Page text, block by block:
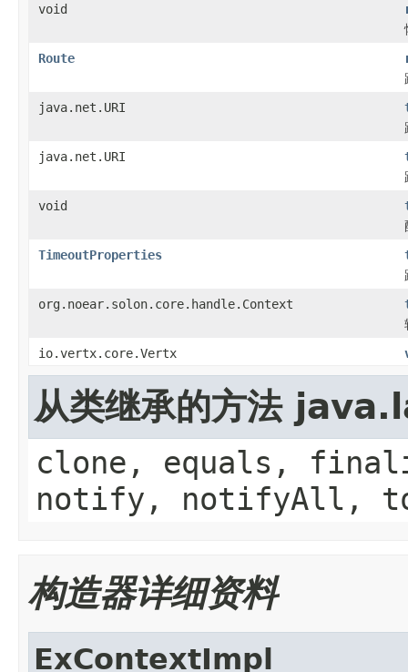
void
Route
java.net.URI
java.net.URI
void
TimeoutProperties
org.noear.solon.core.handle.Context
io.vertx.core.Vertx
从类继承的方法
clone, equals,
notify, notifyAll,
构造器详细资料
ExContextImpl